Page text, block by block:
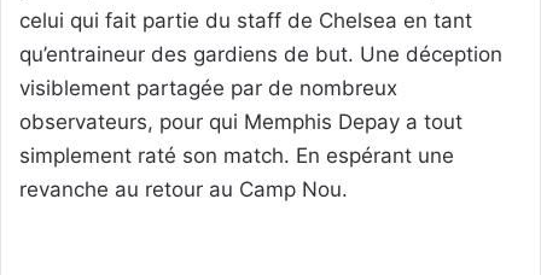
celui qui fait partie du staff de Chelsea en tant
qu’entraineur des gardiens de but. Une déception
visiblement partagée par de nombreux
observateurs, pour qui Memphis Depay a tout
simplement raté son match. En espérant une
revanche au retour au Camp Nou.